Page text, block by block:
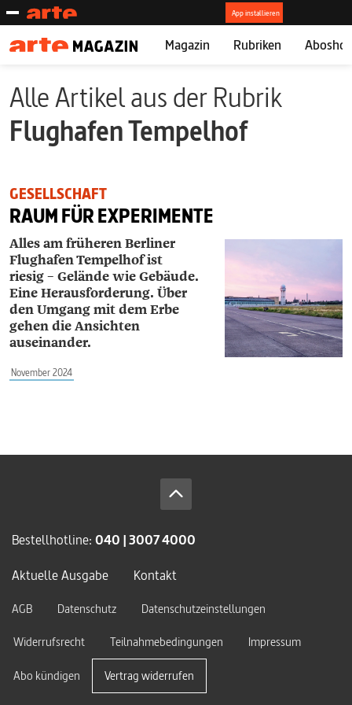
Magazin Rubriken
Alle Artikel aus der Rubrik
Flughafen Tempelhof
GESELLSCHAFT
RAUM FÜR EXPERIMENTE
Alles am früheren Berliner
Flughafen Tempelhof ist
riesig – Gelände wie Gebäude.
Eine Herausforderung. Über
den Umgang mit dem Erbe
gehen die Ansichten
auseinander.
November 2024
Bestellhotline: 040 | 3007 4000
Aktuelle Ausgabe
Kontakt
AGB Datenschutz
Datenschutzeinstellungen
Widerrufsrecht
Teilnahmebedingungen Impressum
Abo kündigen Vertrag widerrufen